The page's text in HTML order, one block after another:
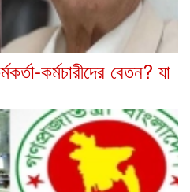
কর্মচারীদের বেতন? যা